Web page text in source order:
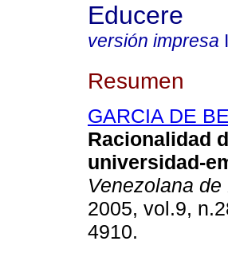
Educere
versión impresa
Resumen
GARCIA DE
Racionalidad
universidad-
Venezolana
2005, vol.9,
4910.